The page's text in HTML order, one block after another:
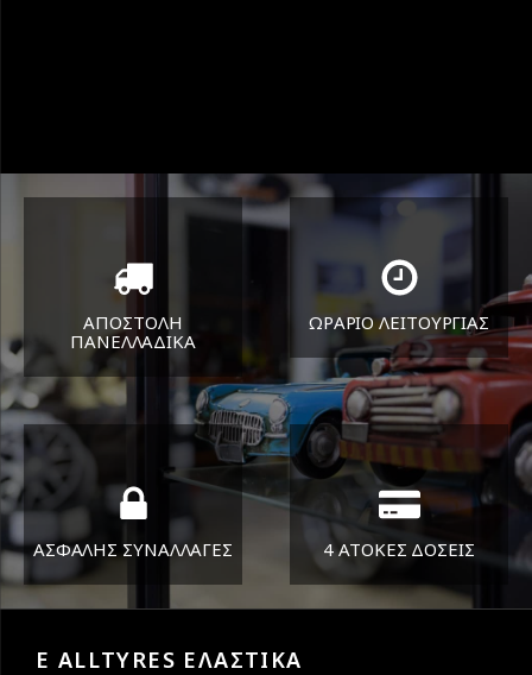
ΑΠΟΣΤΟΛΗ
ΠΑΝΕΛΛΑΔΙΚA
Όπου και αν είστε θα σας
στείλουμε τα ελαστικά σας
ΩΡΑΡΙΟ ΛΕΙΤΟΥΡΓΙΑΣ
ΔΕΥ-ΠΑΡ 8:30-17:30
ΣΑΒ 8:30-13:30
ΑΣΦΑΛΗΣ ΣΥΝΑΛΛΑΓΕΣ 4 ΑΤΟΚΕΣ ΔΟΣΕΙΣ
E ALLTYRES ΕΛΑΣΤΙΚΑ